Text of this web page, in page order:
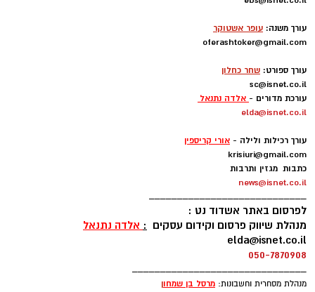
עורך משנה: עופר אשטוקר
oferashtoker@gmail.com
עורך ספורט: שחר כחלון
sc@isnet.co.il
עורכת מדורים - אלדה נתנאל
elda@isnet.co.il
עורך רכילות ולילה - אורי קריספין
krisiuri@gmail.com
כתבות מגזין ותרבות
news@isnet.co.il
____________________________
לפרסום באתר אשדוד נט :
מנהלת שיווק פרסום וקידום עסקים : אלדה נתנאל
elda@isnet.co.il
050-7870908
_______________________________
מנהלת מסחרית וחשבונות: מרסל בן שמחון